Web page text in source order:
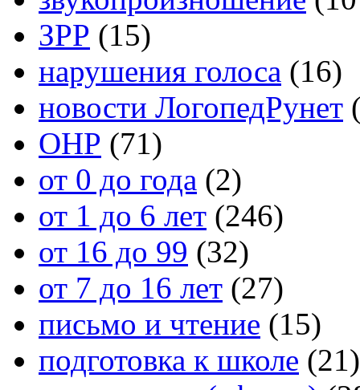
ЗРР (15)
нарушения голоса (16)
новости ЛогопедРунет
ОНР (71)
от 0 до года (2)
от 1 до 6 лет (246)
от 16 до 99 (32)
от 7 до 16 лет (27)
письмо и чтение (15)
подготовка к школе (21)